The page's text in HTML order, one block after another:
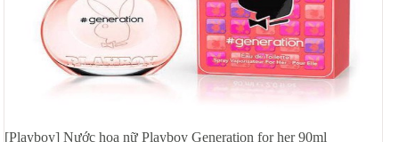
[Playboy] Nước hoa nữ Playboy Generation for her 90ml